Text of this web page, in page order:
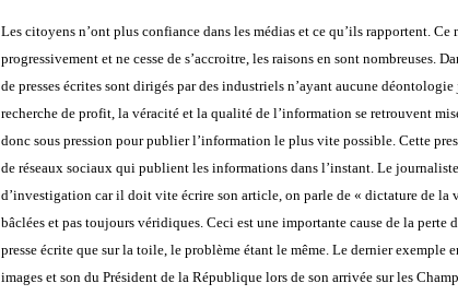
Les citoyens n’ont plus confiance dans les médias et ce qu’ils rapportent. Ce
progressivement et ne cesse de s’accroitre, les raisons en sont nombreuses.
de presses écrites sont dirigés par des industriels n’ayant aucune
recherche de profit, la véracité et la qualité de l’information se retrouvent
donc sous pression pour publier l’information le plus vite possible. Cette
de réseaux sociaux qui publient les informations dans l’instant. Le
d’investigation car il doit vite écrire son article, on parle de « dictature de la
bâclées et pas toujours véridiques. Ceci est une importante cause de la perte
presse écrite que sur la toile, le problème étant le même. Le dernier exemple
images et son du Président de la République lors de son arrivée sur les